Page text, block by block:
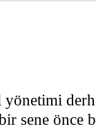
yönetimi
sene önce